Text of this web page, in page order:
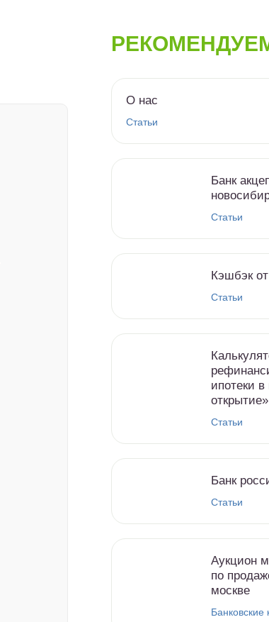
О нас
Статьи
Банк
Статьи
Кэшбэк
Статьи
ипотеки
открытие»
Статьи
Банк
Статьи
Аукцион
по
москве
Банковские